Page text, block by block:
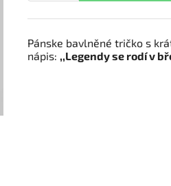
Pánske bavlněné tričko s
nápis: ,,Legendy se rodí v